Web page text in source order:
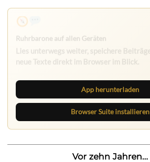
App herunterladen
Browser Suite installieren
Vor zehn Jahren...